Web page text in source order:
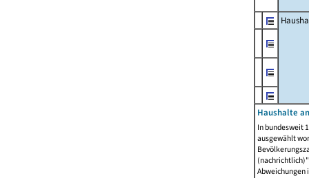
Haushalte
In bundesweit
ausgewählt
Abweichungen